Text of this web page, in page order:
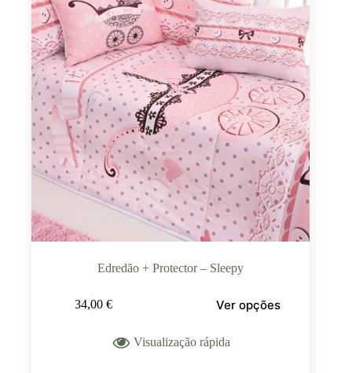
Edredão + Protector – Sleepy
34,00 € Ver opções
Visualização rápida